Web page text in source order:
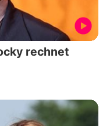
rechnet